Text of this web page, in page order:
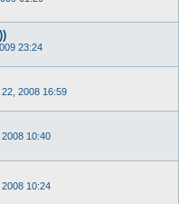
23:24
2008 16:59
10:40
10:24